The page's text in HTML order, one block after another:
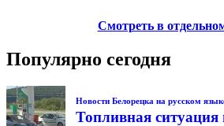
Смотреть в
Популярно сегодня
Новости Белорецка на русском
Топливная ситуация